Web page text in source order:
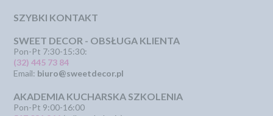
SZYBKI KONTAKT
SWEET DECOR - OBSŁUGA KLIENTA
Pon-Pt 7:30-15:30:
(32) 445 73 84
Email: biuro@sweetdecor.pl
AKADEMIA KUCHARSKA SZKOLENIA
Pon-Pt 9:00-16:00